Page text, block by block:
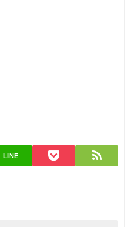
LINE